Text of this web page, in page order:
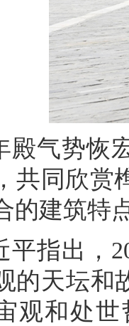
殿气势恢
共同欣赏
的建筑特
平指出，
的天坛和
观和处